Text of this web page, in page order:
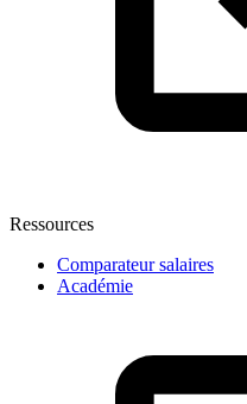
Ressources
Comparateur salaires
Académie